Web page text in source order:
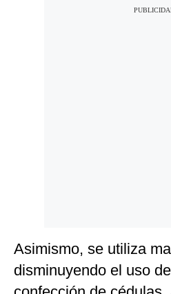
Asimismo, se utiliza
disminuyendo el uso